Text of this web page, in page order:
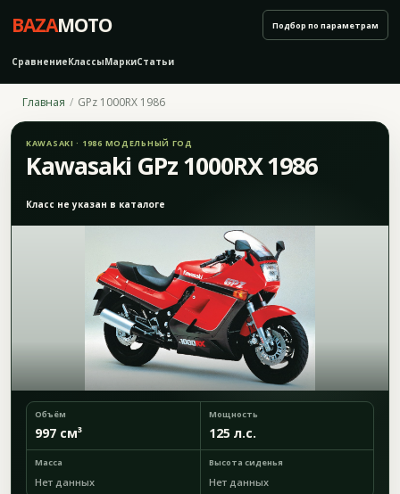
BAZAMOTO
СравнениеКлассыМаркиСтатьи
Подбор по параметрам
Главная GPz 1000RX 1986
KAWASAKI · 1986 МОДЕЛЬНЫЙ ГОД
Kawasaki GPz 1000RX 1986
Класс не указан в каталоге
Объём
997 см³
Мощность
125 л.с.
Масса
Нет данных
Высота сиденья
Нет данных